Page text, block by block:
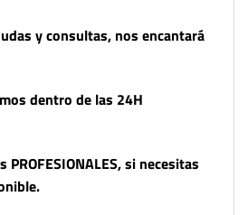
y consultas, nos encantará
dentro de las 24H
si necesitas